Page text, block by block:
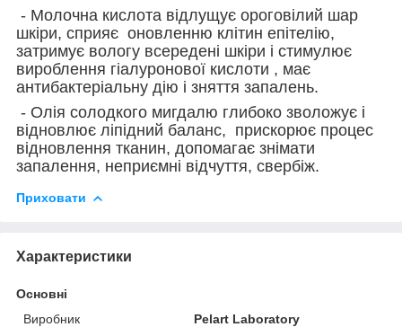
- Молочна кислота відлущує ороговілий шар
шкіри, сприяє оновленню клітин епітелію,
затримує вологу всередені шкіри і стимулює
вироблення гіалуронової кислоти , має
антибактеріальну дію і зняття запалень.
- Олія солодкого мигдалю глибоко зволожує і
відновлює ліпідний баланс, прискорює процес
відновлення тканин, допомагає знімати
запалення, неприємні відчуття, свербіж.
Приховати
Характеристики
Основні
Виробник
Pelart Laboratory